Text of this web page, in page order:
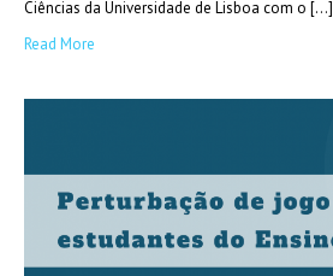
Ciências da Universidade de Lisboa com o […]
Read More